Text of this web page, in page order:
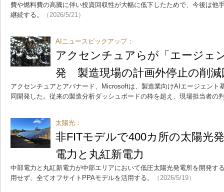
費や燃料費の高騰に伴い投資回収性が大幅に低下したためで、今後は他
継続する。
（2026/5/21）
AIニュースピックアップ：
アクセンチュアらが「エージェ
発 製造現場の計画外停止の削減
アクセンチュアとアバナード、Microsoftは、製造業向けAIエージェント
同開発した。従来の製造分析ダッシュボードの枠を超え、現場担当者の
太陽光：
非FITモデルで400カ所の太陽光
電力と丸紅新電力
中部電力と丸紅新電力が中部エリアにおいて低圧太陽光発電所を開発す
用せず、全てオフサイトPPAモデルを活用する。
（2026/5/19）